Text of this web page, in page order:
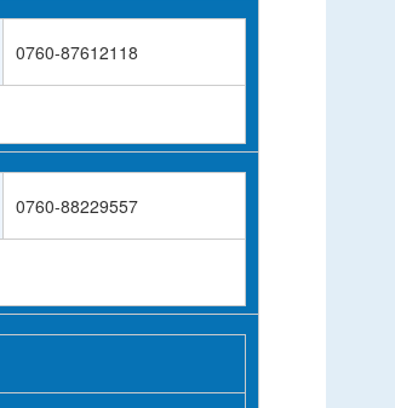
0760-87612118
0760-88229557